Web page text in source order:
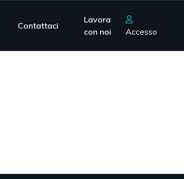
Contattaci
Lavora
con noi
Accesso